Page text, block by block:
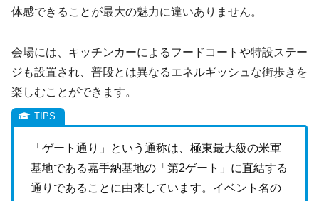
体感できることが最大の魅力に違いありません。
会場には、キッチンカーによるフードコートや特設ステー
ジも設置され、普段とは異なるエネルギッシュな街歩きを
楽しむことができます。
「ゲート通り」という通称は、極東最大級の米軍
基地である嘉手納基地の「第2ゲート」に直結する
通りであることに由来しています。イベント名の